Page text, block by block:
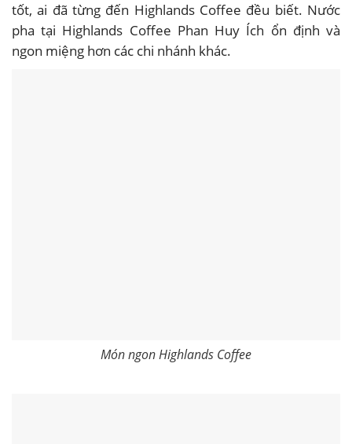
tốt, ai đã từng đến Highlands Coffee đều biết. Nước
pha tại Highlands Coffee Phan Huy Ích ổn định và
ngon miệng hơn các chi nhánh khác.
Món ngon Highlands Coffee